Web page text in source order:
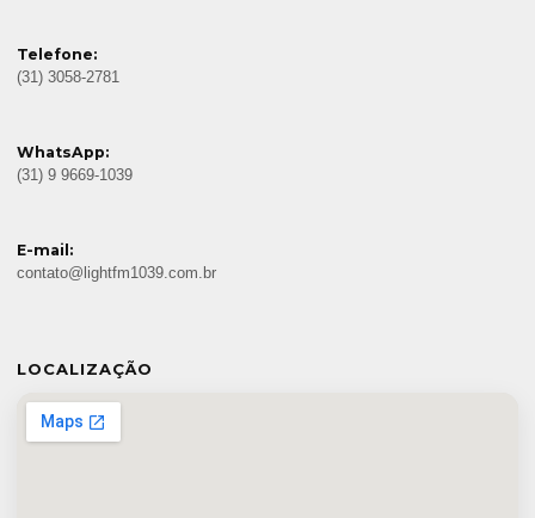
Telefone:
(31) 3058-2781
WhatsApp:
(31) 9 9669-1039
E-mail:
contato@lightfm1039.com.br
LOCALIZAÇÃO